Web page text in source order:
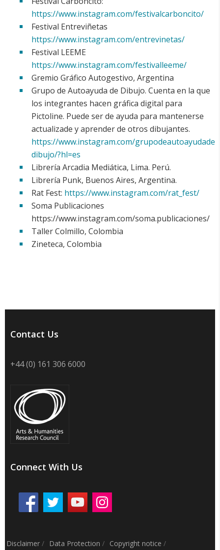
https://www.instagram.com/festivalcarboncito/
Festival Entreviñetas
https://www.instagram.com/entrevinetas/
Festival LEEME
https://www.instagram.com/festivalleeme/
Gremio Gráfico Autogestivo, Argentina
Grupo de Autoayuda de Dibujo. Cuenta en la que
los integrantes hacen gráfica digital para
Pictoline. Puede ser de ayuda para mantenerse
actualizade y aprender de otros dibujantes.
https://www.instagram.com/grupodeautoayudade
dibujo/?hl=es
Librería Arcadia Mediática, Lima. Perú.
Librería Punk, Buenos Aires, Argentina.
Rat Fest: https://www.instagram.com/rat_fest/
Soma Publicaciones
https://www.instagram.com/soma.publicaciones/
Taller Colmillo, Colombia
Zineteca, Colombia
Contact Us
+44 (0) 161 306 6000
Connect With Us
Disclaimer / Data Protection / Copyright notice /